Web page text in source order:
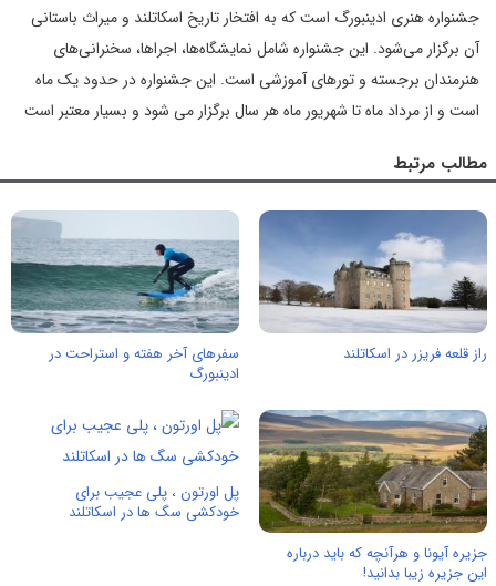
جشنواره هنری ادینبورگ است که به افتخار تاریخ اسکاتلند و میراث باستانی
آن برگزار می‌شود. این جشنواره شامل نمایشگاه‌ها، اجراها، سخنرانی‌های
هنرمندان برجسته و تورهای آموزشی است. این جشنواره در حدود یک ماه
است و از مرداد ماه تا شهریور ماه هر سال برگزار می شود و بسیار معتبر است
مطالب مرتبط
راز قلعه فریزر در اسکاتلند
سفرهای آخر هفته و استراحت در
ادینبورگ
جزیره آیونا و هرآنچه که باید درباره
این جزیره زیبا بدانید!
پل اورتون ، پلی عجیب برای
خودکشی سگ ها در اسکاتلند